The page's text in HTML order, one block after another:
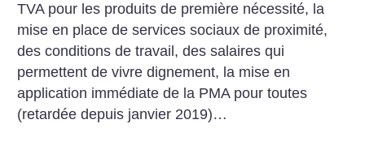
TVA pour les produits de première nécessité, la
mise en placede services sociaux de proximité,
des conditions de travail, des salairesqui
permettent de vivre dignement, la mise en
application immédiate de la PMA pour toutes
(retardée depuis janvier 2019)…